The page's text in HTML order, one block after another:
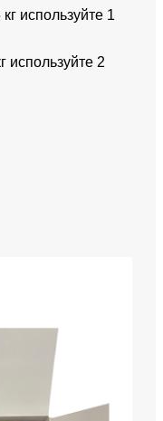
используйте 1
используйте 2